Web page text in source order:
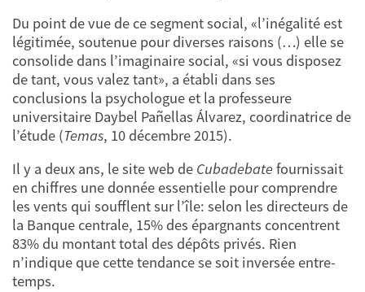
Du point de vue de ce segment social, «l’inégalité est
légitimée, soutenue pour diverses raisons (…) elle se
consolide dans l’imaginaire social, «si vous disposez
de tant, vous valez tant», a établi dans ses
conclusions la psychologue et la professeure
universitaire Daybel Pañellas Álvarez, coordinatrice de
l’étude (Temas, 10 décembre 2015).
Il y a deux ans, le site web de Cubadebatefournissait
en chiffres une donnée essentielle pour comprendre
les vents qui soufflent sur l’île: selon les directeurs de
la Banque centrale, 15% des épargnants concentrent
83% du montant total des dépôts privés. Rien
n’indique que cette tendance se soit inversée entre-
temps.